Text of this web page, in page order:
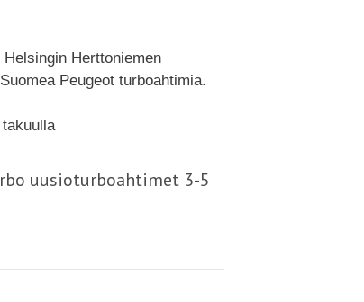
Herttoniemen
Peugeot turboahtimia.
uusioturboahtimet 3-5